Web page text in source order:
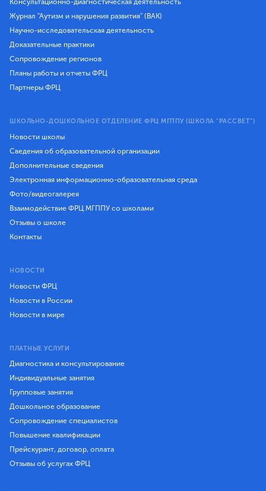
Консультационно-диагностическая деятельность
Журнал "Аутизм и нарушения развития" (ВАК)
Научно-исследовательская деятельность
Доказательные практики
Сопровождение регионов
Планы работы и отчеты ФРЦ
Партнеры ФРЦ
ШКОЛЬНО-ДОШКОЛЬНОЕ ОТДЕЛЕНИЕ ФРЦ МГППУ (ШКОЛА "РАССВЕТ")
Новости школы
Сведения об образовательной организации
Дополнительные сведения
Электронная информационно-образовательная среда
Фото/видеогалерея
Взаимодействие ФРЦ МГППУ со школами
Отзывы о школе
Контакты
НОВОСТИ
Новости ФРЦ
Новости в России
Новости в мире
ПЛАТНЫЕ УСЛУГИ
Диагностика и консультирование
Индивидуальные занятия
Групповые занятия
Дошкольное образование
Сопровождение специалистов
Повышение квалификации
Прейскурант, договор, оплата
Отзывы об услугах ФРЦ